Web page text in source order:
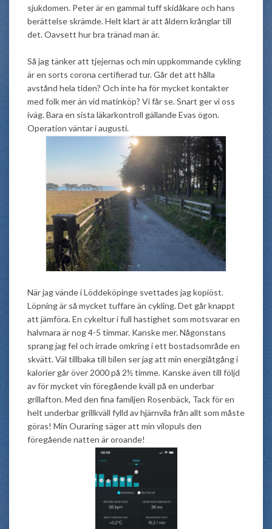
sjukdomen. Peter är en gammal tuff skidåkare och hans
berättelse skrämde. Helt klart är att åldern krånglar till
det. Oavsett hur bra tränad man är.
Så jag tänker att tjejernas och min uppkommande cykling
är en sorts corona certifierad tur. Går det att hålla
avstånd hela tiden? Och inte ha för mycket kontakter
med folk mer än vid matinköp? Vi får se. Snart ger vi oss
iväg. Bara en sista läkarkontroll gällande Evas ögon.
Operation väntar i augusti.
När jag vände i Löddeköpinge svettades jag kopiöst.
Löpning är så mycket tuffare än cykling. Det går knappt
att jämföra. En cykeltur i full hastighet som motsvarar en
halvmara är nog 4-5 timmar. Kanske mer. Någonstans
sprang jag fel och irrade omkring i ett bostadsområde en
skvätt. Väl tillbaka till bilen ser jag att min energiåtgång i
kalorier går över 2000 på 2½ timme. Kanske även till följd
av för mycket vin föregående kväll på en underbar
grillafton. Med den fina familjen Rosenbäck, Tack för en
helt underbar grillkväll fylld av hjärnvila från allt som måste
göras! Min Ouraring säger att min vilopuls den
föregående natten är oroande!